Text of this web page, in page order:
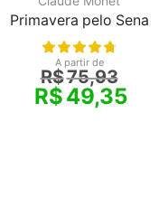
Primavera pelo Sena
A partir de
R$75,93
R$49,35